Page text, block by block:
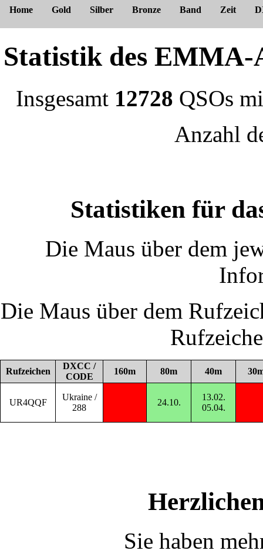
Home Gold Silber Bronze Band Zeit
Statistik des
Insgesamt 12728 QSOs
Anzahl
Statistiken für
Die Maus über dem
Die Maus über dem
Rufzeichen
DXCC /
CODE
160m 80m 40m
UR4QQF
Ukraine /
288
24.10.
13.02.
05.04.
Sie haben